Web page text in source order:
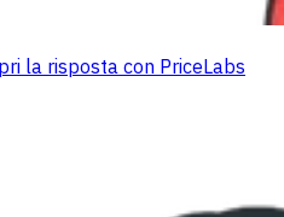
la risposta con PriceLabs